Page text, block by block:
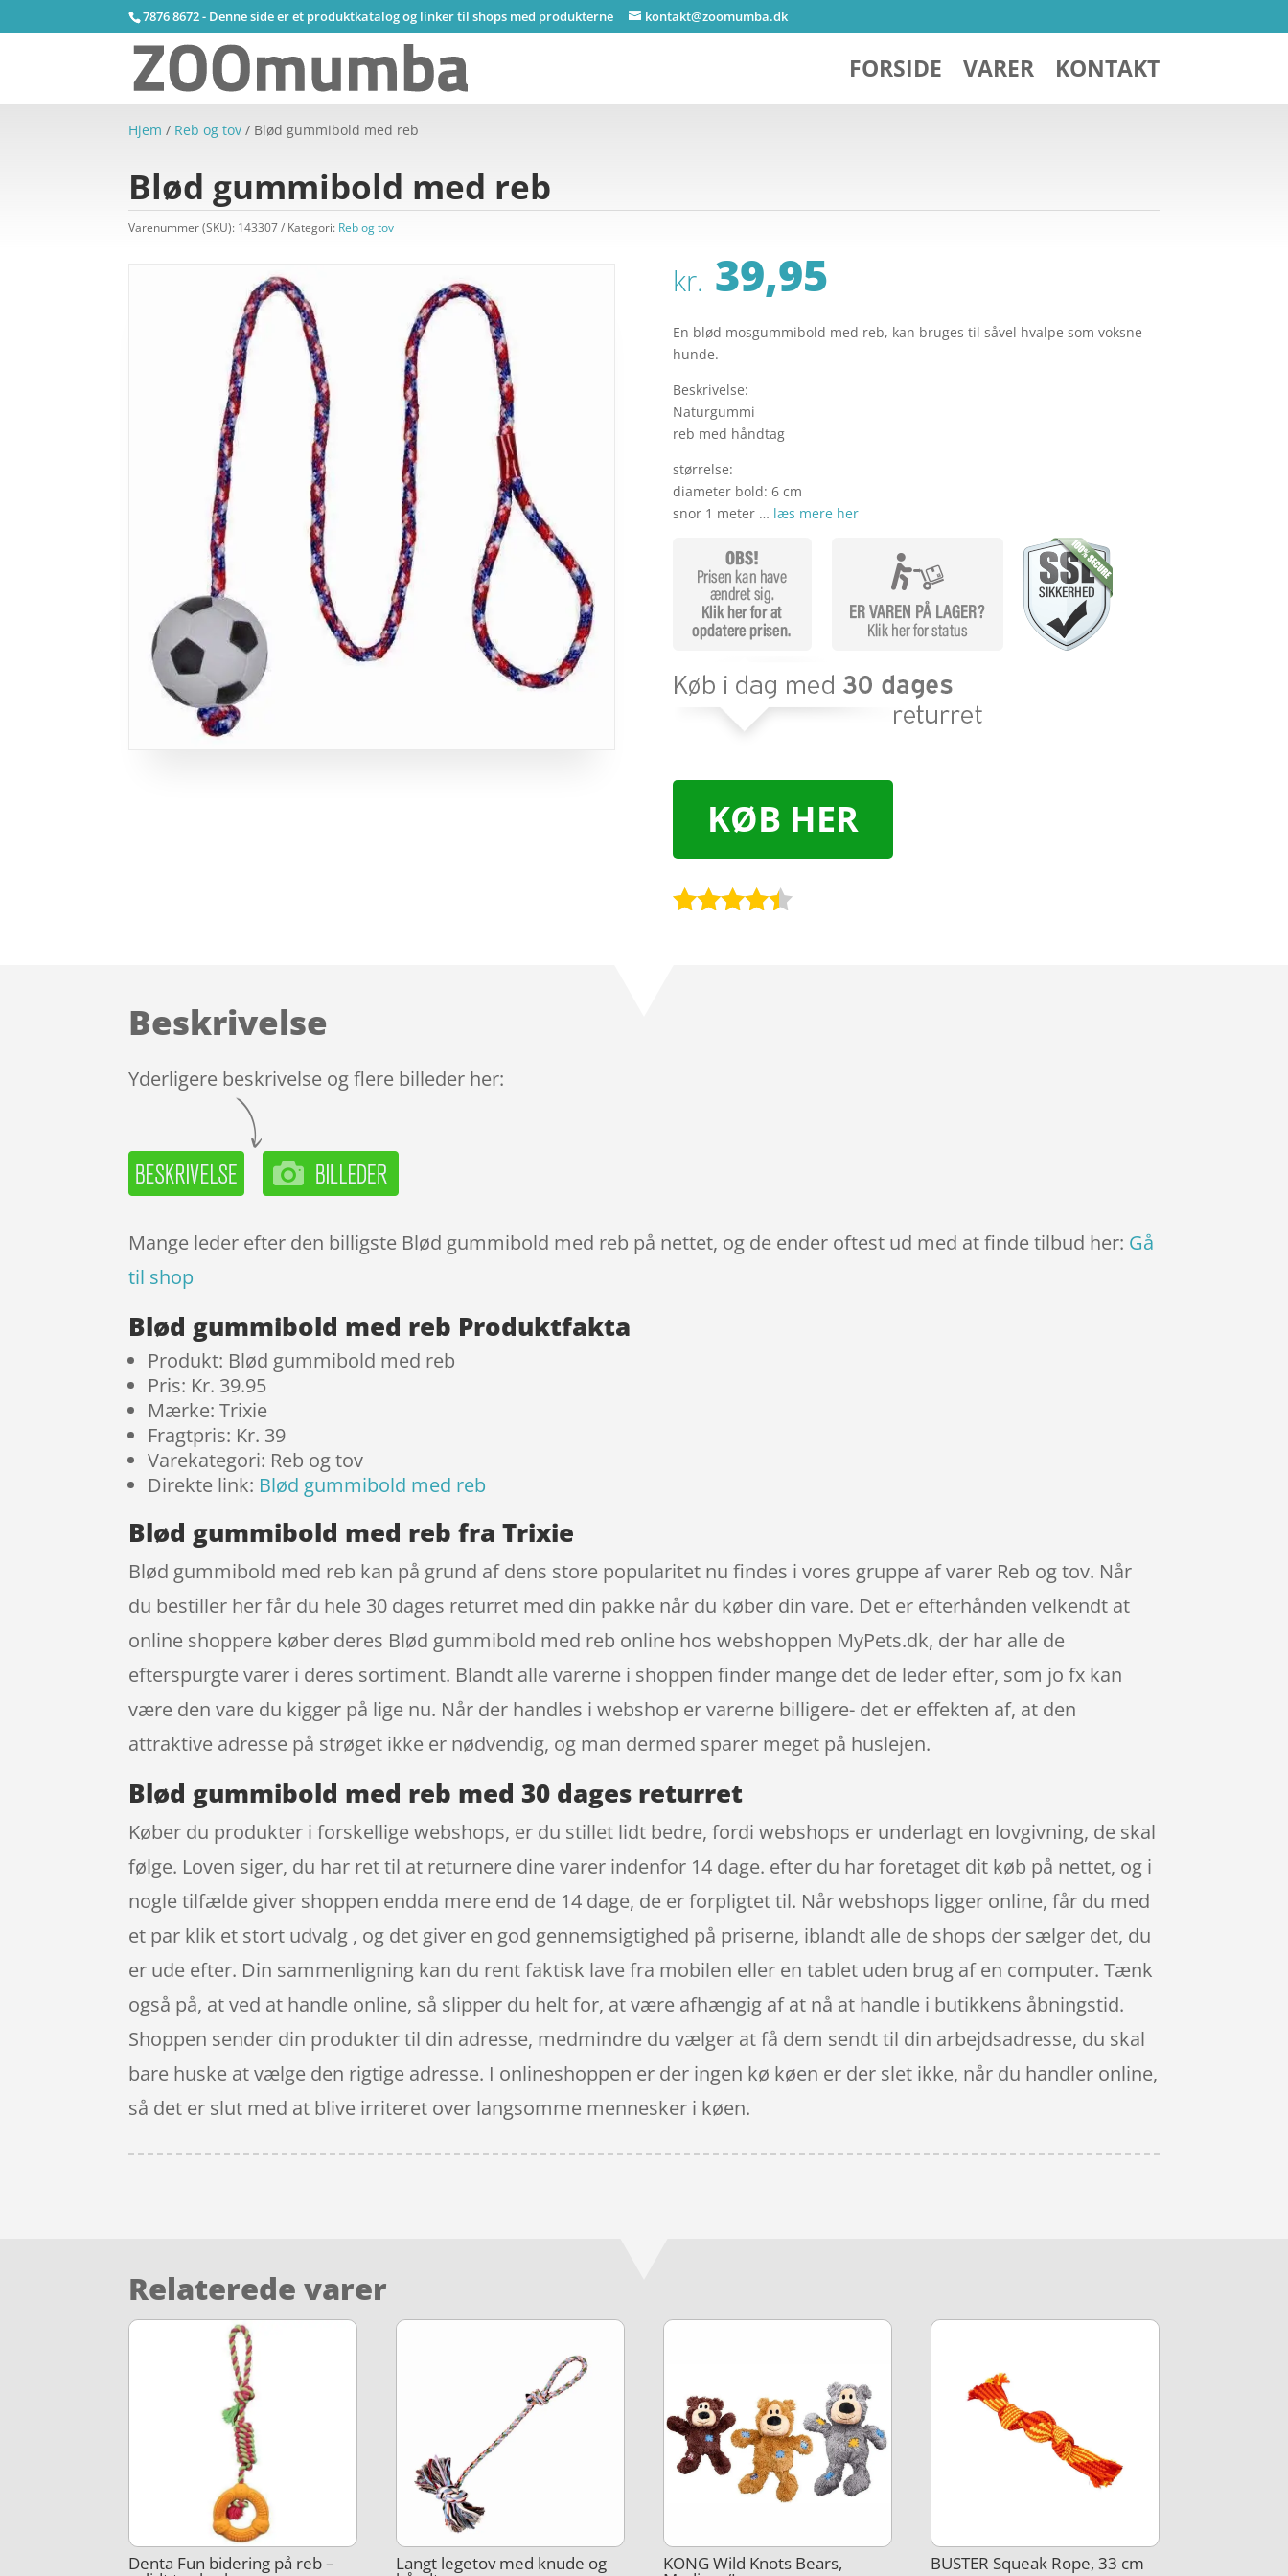
7876 8672 - Denne side er et produktkatalog og linker til shops med produkterne kontakt@zoomumba.dk
FORSIDE VARER KONTAKT
Hjem / Reb og tov / Blød gummibold med reb
Blød gummibold med reb
Varenummer (SKU): 143307 Kategori: Reb og tov
kr. 39,95
En blød mosgummibold med reb, kan bruges til såvel hvalpe som voksne
hunde.
Beskrivelse:
Naturgummi
reb med håndtag
størrelse:
diameter bold: 6 cm
snor 1 meter … læs mere her
KØB HER
Beskrivelse
Yderligere beskrivelse og flere billeder her:
Mange leder efter den billigste Blød gummibold med reb på nettet, og de ender oftest ud med at finde tilbud her: Gå
til shop
Blød gummibold med reb Produktfakta
Produkt: Blød gummibold med reb
Pris: Kr. 39.95
Mærke: Trixie
Fragtpris: Kr. 39
Varekategori: Reb og tov
Direkte link: Blød gummibold med reb
Blød gummibold med reb fra Trixie
Blød gummibold med reb kan på grund af dens store popularitet nu findes i vores gruppe af varer Reb og tov. Når
du bestiller her får du hele 30 dages returret med din pakke når du køber din vare. Det er efterhånden velkendt at
online shoppere køber deres Blød gummibold med reb online hos webshoppen MyPets.dk, der har alle de
efterspurgte varer i deres sortiment. Blandt alle varerne i shoppen finder mange det de leder efter, som jo fx kan
være den vare du kigger på lige nu. Når der handles i webshop er varerne billigere- det er effekten af, at den
attraktive adresse på strøget ikke er nødvendig, og man dermed sparer meget på huslejen.
Blød gummibold med reb med 30 dages returret
Køber du produkter i forskellige webshops, er du stillet lidt bedre, fordi webshops er underlagt en lovgivning, de skal
følge. Loven siger, du har ret til at returnere dine varer indenfor 14 dage. efter du har foretaget dit køb på nettet, og i
nogle tilfælde giver shoppen endda mere end de 14 dage, de er forpligtet til. Når webshops ligger online, får du med
et par klik et stort udvalg , og det giver en god gennemsigtighed på priserne, iblandt alle de shops der sælger det, du
er ude efter. Din sammenligning kan du rent faktisk lave fra mobilen eller en tablet uden brug af en computer. Tænk
også på, at ved at handle online, så slipper du helt for, at være afhængig af at nå at handle i butikkens åbningstid.
Shoppen sender din produkter til din adresse, medmindre du vælger at få dem sendt til din arbejdsadresse, du skal
bare huske at vælge den rigtige adresse. I onlineshoppen er der ingen kø køen er der slet ikke, når du handler online,
så det er slut med at blive irriteret over langsomme mennesker i køen.
Relaterede varer
Denta Fun bidering på reb – Langt legetov med knude og KONG Wild Knots Bears, BUSTER Squeak Rope, 33 cm